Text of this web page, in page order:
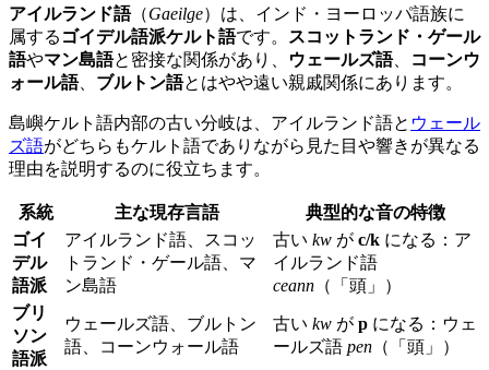
アイルランド語（Gaeilge）は、インド・ヨーロッパ語族に
属する ゴイデル語派ケルト語です。
スコットランド・ゲール
語やマン島語と密接な関係があり、 ウェールズ語、
コーンウ
ォール語、 ブルトン語とはやや遠い親戚関係にあります。
島嶼ケルト語内部の古い分岐は、アイルランド語と ウェール
ズ語がどちらもケルト語でありながら見た目や響きが異なる
理由を説明するのに役立ちます。
系統 主な現存言語
典型的な音の特徴
ゴイ
デル
語派
アイルランド語、スコッ
トランド・ゲール語、マ
ン島語
古い kw が c/k になる：ア
イルランド語
ceann （「頭」）
ブリ
ソン
語派
ウェールズ語、ブルトン
語、コーンウォール語
古い kw が p になる：ウェ
ールズ語 pen （「頭」）